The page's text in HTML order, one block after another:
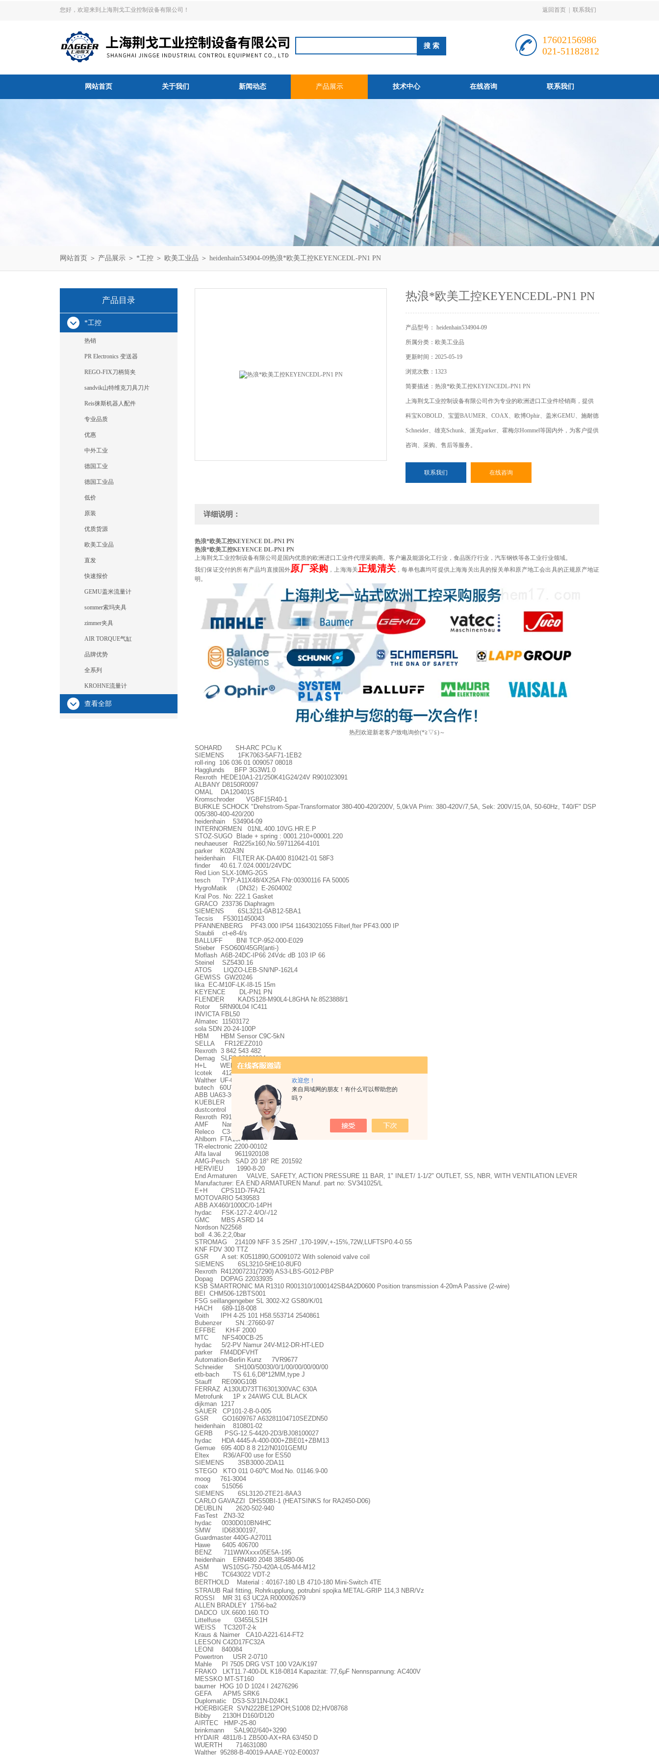
欢迎您！
来自局域网的朋友！有什么可以帮助您的
吗？
您好，欢迎来到上海荆戈工业控制设备有限公司！ 返回首页 联系我们
17602156986
021-51182812
网站首页 关于我们 新闻动态 产品展示 技术中心 在线咨询 联系我们
网站首页 ＞ 产品展示 ＞ *工控 ＞ 欧美工业品 ＞ heidenhain534904-09热浪*欧美工控KEYENCEDL-PN1 PN
产品目录
*工控
热销
PR Electronics 变送器
REGO-FIX刀柄筒夹
sandvik山特维克刀具刀片
Reis徕斯机器人配件
专业品质
优惠
中外工业
德国工业
德国工业品
低价
原装
优质货源
欧美工业品
直发
快速报价
GEMU盖米流量计
sommer索玛夹具
zimmer夹具
AIR TORQUE气缸
品牌优势
全系列
KROHNE流量计
查看全部
热浪*欧美工控KEYENCEDL-PN1 PN
产品型号： heidenhain534904-09
所属分类：欧美工业品
更新时间：2025-05-19
浏览次数：1323
简要描述：热浪*欧美工控KEYENCEDL-PN1 PN
上海荆戈工业控制设备有限公司作为专业的欧洲进口工业件经销商，提供
科宝KOBOLD、宝盟BAUMER、COAX、欧博Ophir、盖米GEMU、施耐德
Schneider、雄克Schunk、派克parker、霍梅尔Hommel等国内外，为客户提供
咨询、采购、售后等服务。
联系我们 在线咨询
详细说明：
热浪*欧美工控KEYENCE DL-PN1 PN
热浪*欧美工控KEYENCE DL-PN1 PN
上海荆戈工业控制设备有限公司是国内优质的欧洲进口工业件代理采购商。客户遍及能源化工行业，食品医疗行业，汽车钢铁等各工业行业领域。
我们保证交付的所有产品均直接国外原厂采购 ，上海海关正规清关 ，每单包裹均可提供上海海关出具的报关单和原产地工会出具的正规原产地证
明。
热烈欢迎新老客户致电询价(*≧▽≦)～
SOHARD SH-ARC PCIu K
SIEMENS 1FK7063-5AF71-1EB2
roll-ring 106 036 01 009057 08018
Hagglunds BFP 3G3W1.0
Rexroth HEDE10A1-21/250K41G24/24V R901023091
ALBANY D8150R0097
OMAL DA120401S
Kromschroder VGBF15R40-1
BURKLE SCHOCK "Drehstrom-Spar-Transformator 380-400-420/200V, 5,0kVA Prim: 380-420V/7,5A, Sek: 200V/15,0A, 50-60Hz, T40/F" DSP
005/380-400-420/200
heidenhain 534904-09
INTERNORMEN 01NL.400.10VG.HR.E.P
STOZ-SUGO Blade + spring : 0001.210+00001.220
neuhaeuser Rd225x160,No.59711264-4101
parker K02A3N
heidenhain FILTER AK-DA400 810421-01 58F3
finder 40.61.7.024.0001/24VDC
Red Lion SLX-10MG-2GS
tesch TYP:A11X48/4X25A FNr:00300116 FA 50005
HygroMatik
（ DN32）
E-2604002
Kral Pos. No: 222.1 Gasket
GRACO 233736 Diaphragm
SIEMENS 6SL3211-0AB12-5BA1
Tecsis F53011450043
PFANNENBERG PF43.000 IP54 11643021055 Filterl fter PF43.000 IP
Staubli ct-e8-4/s
BALLUFF BNI TCP-952-000-E029
Stieber FSO600/45GR(anti-)
Moflash A6B-24DC-IP66 24Vdc dB 103 IP 66
Steinel SZ5430.16
ATOS LIQZO-LEB-SN/NP-162L4
GEWISS GW20246
lika EC-M10F-LK-I8-15 15m
KEYENCE DL-PN1 PN
FLENDER KADS128-M90L4-L8GHA Nr.8523888/1
Rotor 5RN90L04 IC411
INVICTA FBL50
Almatec 11503172
sola SDN 20-24-100P
HBM HBM Sensor C9C-5kN
SELLA FR12EZZ010
Rexroth 3 842 543 482
Demag SLR2 26020384
H+L WEM225.2-25H1294-4LXYB1Z024/0H (N
Icotek 41206 KT6 GY
Walther UF-006-1-WR013-11
butech 60UV66V-WAO
ABB UA63-30-00RA
KUEBLER 8.M3663.3324.B222
dustcontrol 2110
Rexroth R911308684
AMF Name:Screw JackManufacturer:AMFPartCode:75705Size:320-450
Releco C3-A30/AC220V
Ahlborn FTA15PH
TR-electronic 2200-00102
Alfa laval 9611920108
AMG-Pesch SAD 20 18° RE 201592
HERVIEU 1990-8-20
End Armaturen VALVE, SAFETY, ACTION PRESSURE 11 BAR, 1" INLET/ 1-1/2" OUTLET, SS, NBR, WITH VENTILATION LEVER
Manufacturer: EA END ARMATUREN Manuf. part no: SV341025/L
E+H CPS11D-7FA21
MOTOVARIO 5439583
ABB AX460/1000C/0-14PH
hydac FSK-127-2.4/O/-/12
GMC MBS ASRD 14
Nordson N22568
boll 4.36.2;2,0bar
STROMAG 214109 NFF 3.5 25H7 ,170-199V,+-15%,72W,LUFTSP0.4-0.55
KNF FDV 300 TTZ
GSR A set: K0511890,GO091072 With solenoid valve coil
SIEMENS 6SL3210-5HE10-8UF0
Rexroth R412007231(7290) AS3-LBS-G012-PBP
Dopag DOPAG 22033935
KSB SMARTRONIC MA R1310 R001310/1000142SB4A2D0600 Position transmission 4-20mA Passive (2-wire)
BEI CHM506-12BTS001
FSG seillangengeber SL 3002-X2 GS80/K/01
HACH 689-118-008
Voith IPH 4-25 101 H58.553714 2540861
Bubenzer SN.:27660-97
EFFBE KH-F 2000
MTC NFS400CB-25
hydac 5/2-PV Namur 24V-M12-DR-HT-LED
parker FM4DDFVHT
Automation-Berlin Kunz 7VR9677
Schneider SH100/50030/0/1/00/00/00/00/00
etb-bach TS 61.6,D8*12MM,type J
Stauff RE090G10B
FERRAZ A130UD73TTI6301300VAC 630A
Metrofunk 1P x 24AWG CUL BLACK
dijkman 1217
SAUER CP101-2-B-0-005
GSR GO1609767 A63281104710SEZDN50
heidenhain 810801-02
GERB PSG-12.5-4420-2D3/BJ08100027
hydac HDA 4445-A-400-000+ZBE01+ZBM13
Gemue 695 40D 8 8 212/N0101GEMU
Eltex R36/AF00 use for ES50
SIEMENS 3SB3000-2DA11
STEGO KTO 011 0-60℃ Mod.No. 01146.9-00
moog 761-3004
coax 515056
SIEMENS 6SL3120-2TE21-8AA3
CARLO GAVAZZI DHS50BI-1 (HEATSINKS for RA2450-D06)
DEUBLIN 2620-502-940
FasTest ZN3-32
hydac 0030D010BN4HC
SMW ID68300197,
Guardmaster 440G-A27011
Hawe 6405 406700
BENZ 711WWXxxx05E5A-195
heidenhain ERN480 2048 385480-06
ASM WS10SG-750-420A-L05-M4-M12
HBC TC643022 VDT-2
BERTHOLD Material ： 40167-180 LB 4710-180 Mini-Switch 4TE
STRAUB Rail fitting, Rohrkupplung, potrubní spojka METAL-GRIP 114,3 NBR/Vz
ROSSI MR 31 63 UC2A R000092679
ALLEN BRADLEY 1756-ba2
DADCO UX.6600.160.TO
Littelfuse 03455LS1H
WEISS TC320T-2-k
Kraus & Naimer CA10-A221-614-FT2
LEESON C42D17FC32A
LEONI 840084
Powertron USR 2-0710
Mahle PI 7505 DRG VST 100 V2A/K197
FRAKO LKT11.7-400-DL K18-0814 Kapazität: 77,6μF Nennspannung: AC400V
MESSKO MT-ST160
baumer HOG 10 D 1024 I 24276296
GEFA APM5 SRK6
Duplomatic DS3-S3/11N-D24K1
HOERBIGER SVN222BE12POH;S1008 D2;HV08768
Bibby 2130H D160/D120
AIRTEC HMP-25-80
brinkmann SAL902/640+3290
HYDAIR 4811/8-1 ZB500-AX+RA 63/450 D
WUERTH 714631080
Walther 95288-B-40019-AAAE-Y02-E00037